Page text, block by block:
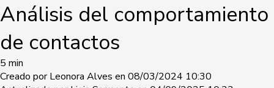
Análisis del comportamiento
de contactos
5 min
Creado por Leonora Alves en 08/03/2024 10:30